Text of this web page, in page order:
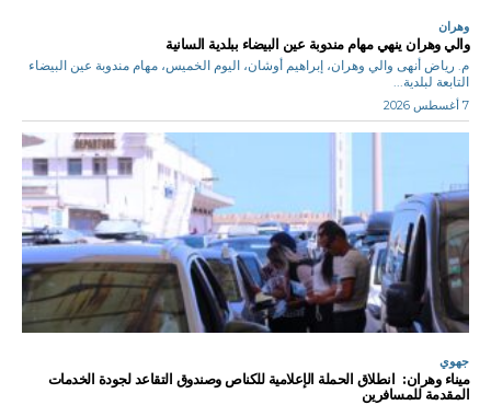
وهران
والي وهران ينهي مهام مندوبة عين البيضاء ببلدية السانية
م. رياض أنهى والي وهران، إبراهيم أوشان، اليوم الخميس، مهام مندوبة عين البيضاء
التابعة لبلدية...
7 أغسطس 2026
جهوي
ميناء وهران: انطلاق الحملة الإعلامية للكناص وصندوق التقاعد لجودة الخدمات
المقدمة للمسافرين